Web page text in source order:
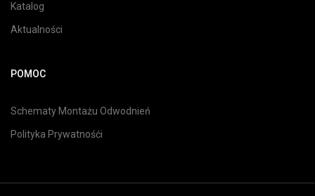
Katalog
Aktualności
POMOC
Schematy Montażu Odwodnień
Polityka Prywatnośći